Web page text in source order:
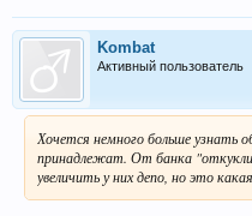
Kombat
Активный пользователь
Хочется немного больше узнать
принадлежат. От банка
увеличить у них депо, но это